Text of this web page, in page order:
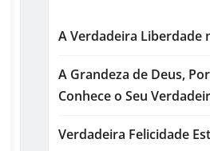
A Verdadeira Liberdade
A Grandeza de Deus,
Conhece o Seu
Verdadeira Felicidade